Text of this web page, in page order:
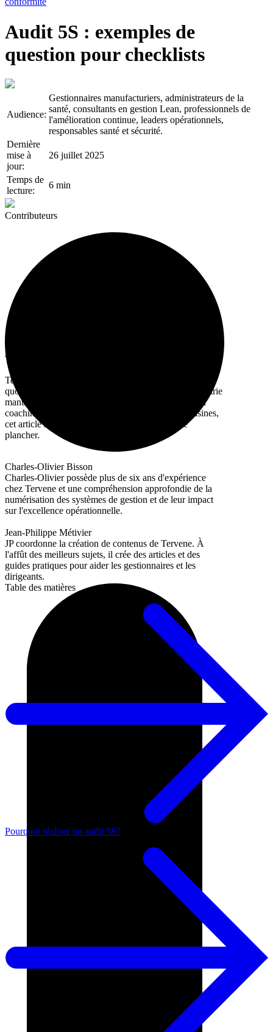
Audit 5S : exemples de
question pour checklists
Audience:
Gestionnaires manufacturiers, administrateurs de la
santé, consultants en gestion Lean, professionnels de
l'amélioration continue, leaders opérationnels,
responsables santé et sécurité.
Dernière
mise à
jour:
26 juillet 2025
Temps de
lecture:
6 min
Contributeurs
Tervene Québec
Tervene développe des logiciels pour la gestion
quotidienne et l'excellence opérationnelle dans l'industrie
manufacturière. Avec plus de 10 ans d'expérience en
coaching et en implantation dans des centaines d'usines,
cet article s'appuie sur ce qui a fonctionné sur le
plancher.
Charles-Olivier Bisson
Charles-Olivier possède plus de six ans d'expérience
chez Tervene et une compréhension approfondie de la
numérisation des systèmes de gestion et de leur impact
sur l'excellence opérationnelle.
Jean-Philippe Métivier
JP coordonne la création de contenus de Tervene. À
l'affût des meilleurs sujets, il crée des articles et des
guides pratiques pour aider les gestionnaires et les
dirigeants.
Table des matières
Pourquoi réaliser un audit 5S?